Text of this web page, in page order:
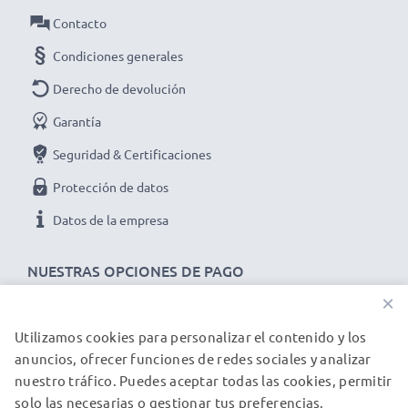
NUESTRAS OPCIONES DE PAGO
Contacto
Condiciones generales
Derecho de devolución
Garantía
Seguridad & Certificaciones
Protección de datos
Datos de la empresa
NUESTROS PARTNERS DE ENVÍO
×
Utilizamos cookies para personalizar el contenido y los
anuncios, ofrecer funciones de redes sociales y analizar
nuestro tráfico. Puedes aceptar todas las cookies, permitir
solo las necesarias o gestionar tus preferencias.